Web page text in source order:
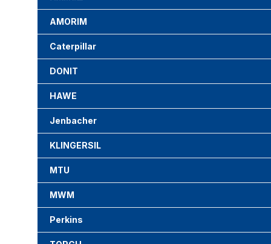
AMORIM
Caterpillar
DONIT
HAWE
Jenbacher
KLINGERSIL
MTU
MWM
Perkins